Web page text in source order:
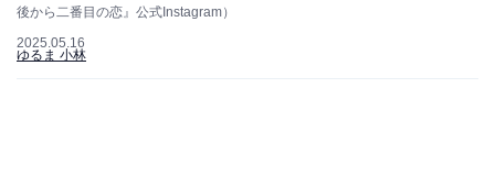
後から二番目の恋』公式Instagram）
2025.05.16
ゆるま 小林